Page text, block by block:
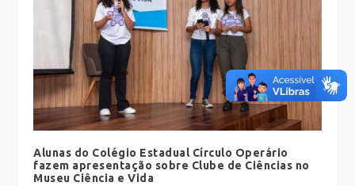
Alunas do Colégio Estadual Círculo Operário
fazem apresentação sobre Clube de Ciências no
Museu Ciência e Vida